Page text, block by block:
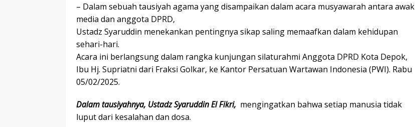
– Dalam sebuah tausiyah agama yang disampaikan dalam acara musyawarah antara awak
media dan anggota DPRD,
Ustadz Syaruddin menekankan pentingnya sikap saling memaafkan dalam kehidupan
sehari-hari.
Acara ini berlangsung dalam rangka kunjungan silaturahmi Anggota DPRD Kota Depok,
Ibu Hj. Supriatni dari Fraksi Golkar, ke Kantor Persatuan Wartawan Indonesia (PWI). Rabu
05/02/2025.
Dalam tausiyahnya, Ustadz Syaruddin El Fikri, mengingatkan bahwa setiap manusia tidak
luput dari kesalahan dan dosa.